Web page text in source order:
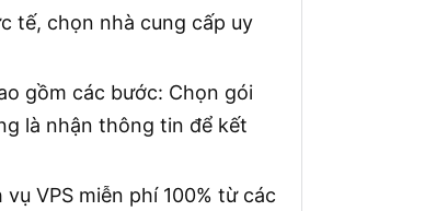
tế, chọn nhà cung cấp uy
gồm các bước: Chọn gói
là nhận thông tin để kết
VPS miễn phí 100% từ các